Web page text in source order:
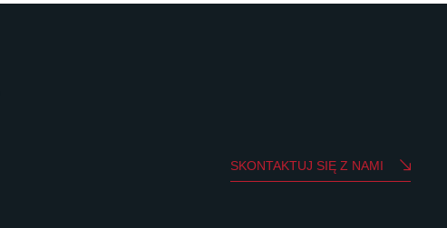
SKONTAKTUJ SIĘ Z NAMI